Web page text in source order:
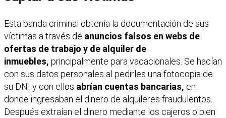
Esta banda criminal obtenía la documentación de sus
víctimas a través de anuncios falsos en webs de
ofertas de trabajo y de alquiler de
inmuebles, principalmente para vacacionales. Se hacían
con sus datos personales al pedirles una fotocopia de
su DNI y con ellos abrían cuentas bancarias, en
donde ingresaban el dinero de alquileres fraudulentos.
Después extraían el dinero mediante los cajeros o bien